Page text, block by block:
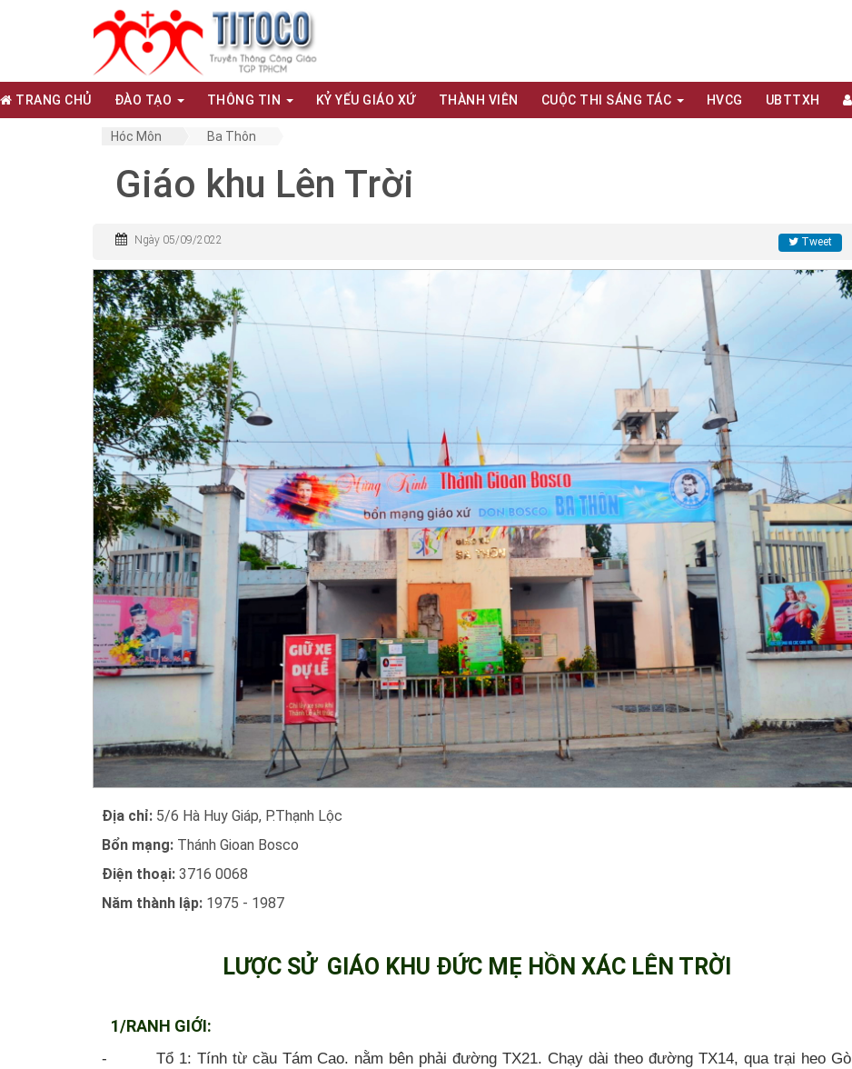
TRANG CHỦ ĐÀO TẠO THÔNG TIN KỶ YẾU GIÁO XỨ THÀNH VIÊN CUỘC THI SÁNG TÁC HVCG UBTTXH
Hóc Môn Ba Thôn
Giáo khu Lên Trời
Ngày 05/09/2022 Tweet
Địa chỉ: 5/6 Hà Huy Giáp, P.Thạnh Lộc
Bổn mạng: Thánh Gioan Bosco
Điện thoại: 3716 0068
Năm thành lập: 1975 - 1987
LƯỢC SỬ GIÁO KHU ĐỨC MẸ HỒN XÁC LÊN TRỜI
1/RANH GIỚI:
- Tổ 1: Tính từ cầu Tám Cao. nằm bên phải đường TX21. Chạy dài theo đường TX14, qua trại heo Gò